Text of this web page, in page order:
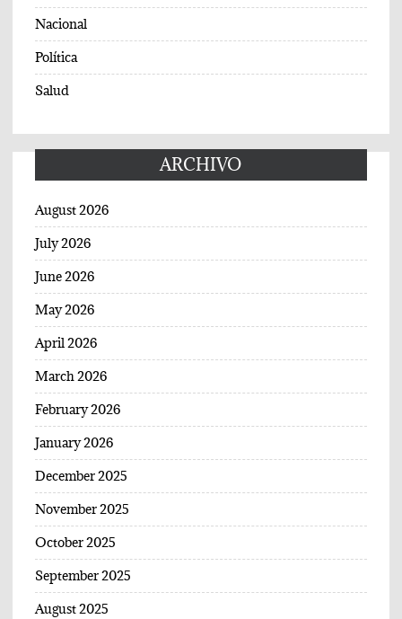
Nacional
Política
Salud
ARCHIVO
August 2026
July 2026
June 2026
May 2026
April 2026
March 2026
February 2026
January 2026
December 2025
November 2025
October 2025
September 2025
August 2025